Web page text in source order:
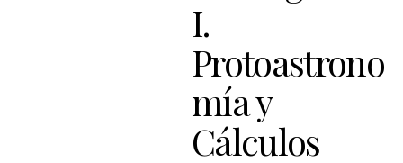
I.
Protoastrono
mía y
Cálculos